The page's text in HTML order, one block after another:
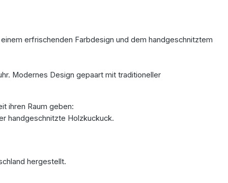
erfrischenden Farbdesign und dem handgeschnitztem
Modernes Design gepaart mit traditioneller
ihren Raum geben:
handgeschnitzte Holzkuckuck.
hergestellt.